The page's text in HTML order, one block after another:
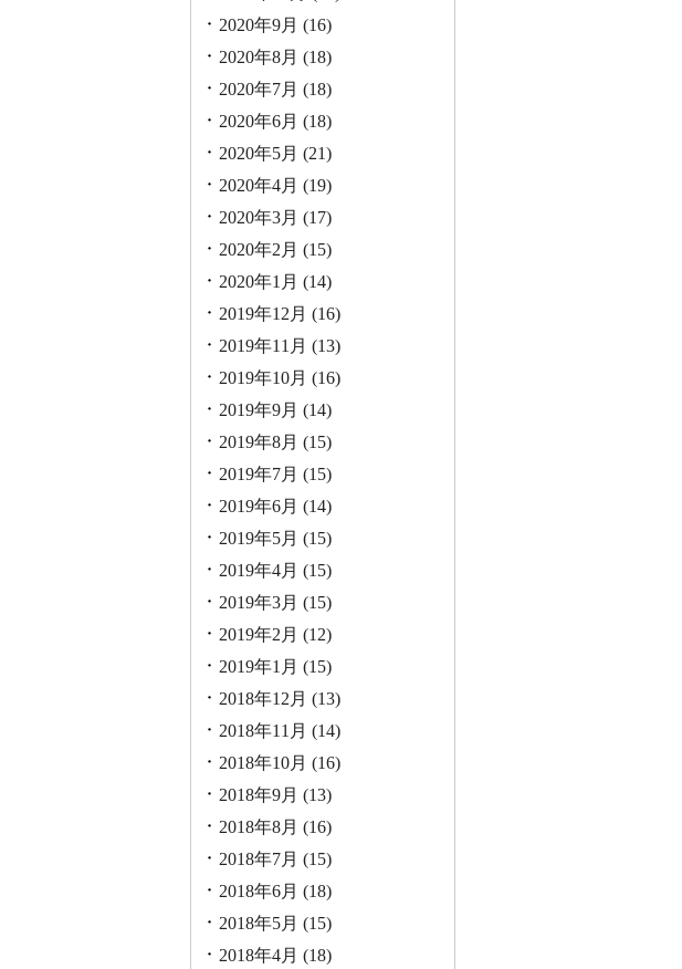
2020年9月 (16)
2020年8月 (18)
2020年7月 (18)
2020年6月 (18)
2020年5月 (21)
2020年4月 (19)
2020年3月 (17)
2020年2月 (15)
2020年1月 (14)
2019年12月 (16)
2019年11月 (13)
2019年10月 (16)
2019年9月 (14)
2019年8月 (15)
2019年7月 (15)
2019年6月 (14)
2019年5月 (15)
2019年4月 (15)
2019年3月 (15)
2019年2月 (12)
2019年1月 (15)
2018年12月 (13)
2018年11月 (14)
2018年10月 (16)
2018年9月 (13)
2018年8月 (16)
2018年7月 (15)
2018年6月 (18)
2018年5月 (15)
2018年4月 (18)